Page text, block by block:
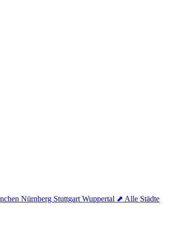
Nürnberg Stuttgart Wuppertal ⬈ Alle Städte